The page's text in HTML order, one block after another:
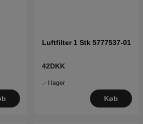
Luftfilter 1 Stk 5777537-01
42DKK
I lager
Køb